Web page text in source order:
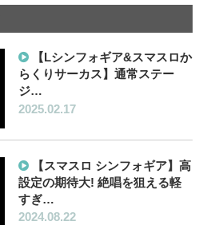
【Lシンフォギア&スマスロか
らくりサーカス】通常ステー
ジ…
2025.02.17
【スマスロ シンフォギア】高
設定の期待大! 絶唱を狙える軽
すぎ…
2024.08.22